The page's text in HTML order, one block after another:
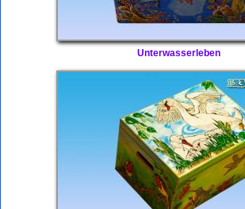
Unterwasserleben